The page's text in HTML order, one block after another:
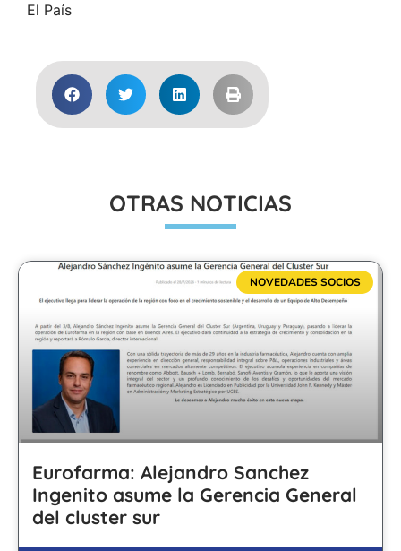
El País
OTRAS NOTICIAS
NOVEDADES SOCIOS
Eurofarma: Alejandro Sanchez
Ingenito asume la Gerencia General
del cluster sur